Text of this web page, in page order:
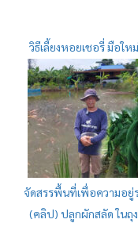
วิธีเลี้ยงหอยเชอรี่ มือใ
จัดสรรพื้นที่เพื่อความอยู่
(คลิป) ปลูกผักสลัด ใน